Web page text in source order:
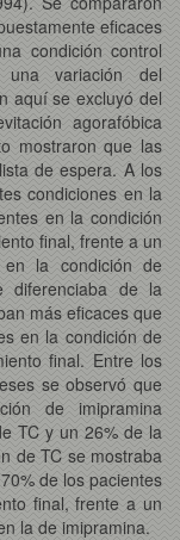
eficaces
condición control
variación del
aquí se excluyó del
agorafóbica
mostraron que las
de espera. A los
condiciones en la
en la condición
final, frente a un
la condición de
de la
más eficaces que
en la condición de
final. Entre los
se observó que
de imipramina
TC y un 26% de la
de TC se mostraba
de los pacientes
final, frente a un
la de imipramina.